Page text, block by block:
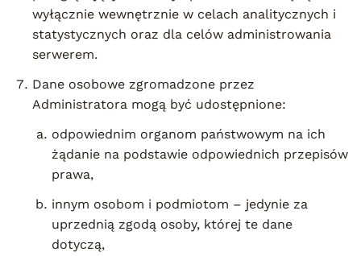
wyłącznie wewnętrznie w celach analitycznych i
statystycznych oraz dla celów administrowania
serwerem.
Dane osobowe zgromadzone przez
Administratora mogą być udostępnione:
odpowiednim organom państwowym na ich
żądanie na podstawie odpowiednich przepisów
prawa,
innym osobom i podmiotom – jedynie za
uprzednią zgodą osoby, której te dane
dotyczą,